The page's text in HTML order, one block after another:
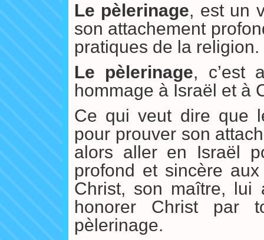
Le pèlerinage, est un
son attachement
pratiques de la religion.
Le pèlerinage, c’est
hommage à Israël et à
Ce qui veut dire que
pour prouver son
alors aller en Israël
profond et sincère
Christ, son maître, lui
honorer Christ par
pèlerinage.